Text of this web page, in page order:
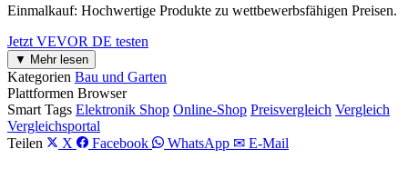
Einmalkauf: Hochwertige Produkte zu wettbewerbsfähigen Preisen.
Jetzt VEVOR DE testen
▼ Mehr lesen
Kategorien Bau und Garten
Plattformen Browser
Smart Tags Elektronik Shop Online-Shop Preisvergleich Vergleich
Vergleichsportal
Teilen
X Facebook WhatsApp ✉ E-Mail